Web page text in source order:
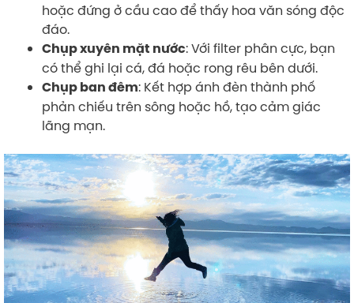
hoặc đứng ở cầu cao để thấy hoa văn sóng độc
đáo.
Chụp xuyên mặt nước: Với filter phân cực, bạn
có thể ghi lại cá, đá hoặc rong rêu bên dưới.
Chụp ban đêm: Kết hợp ánh đèn thành phố
phản chiếu trên sông hoặc hồ, tạo cảm giác
lãng mạn.